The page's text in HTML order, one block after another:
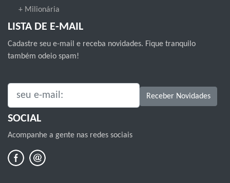
+ Milionária
LISTA DE E-MAIL
Cadastre seu e-mail e receba novidades. Fique tranquilo
também odeio spam!
SEU E-MAIL: Receber Novidades
SOCIAL
Acompanhe a gente nas redes sociais